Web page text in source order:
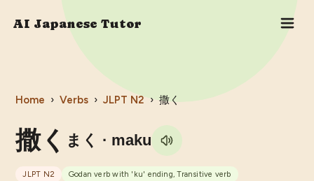
AI Japanese Tutor
Home › Verbs › JLPT N2 › 撒く
撒く まく · maku
JLPT N2 Godan verb with 'ku' ending, Transitive verb